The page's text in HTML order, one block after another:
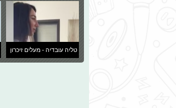
טליה עובדיה - מעלים זיכרון